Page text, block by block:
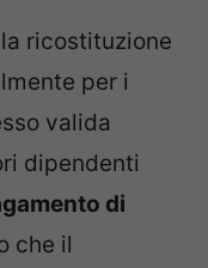
ricostituzione
per i
valida
dipendenti
di
che il